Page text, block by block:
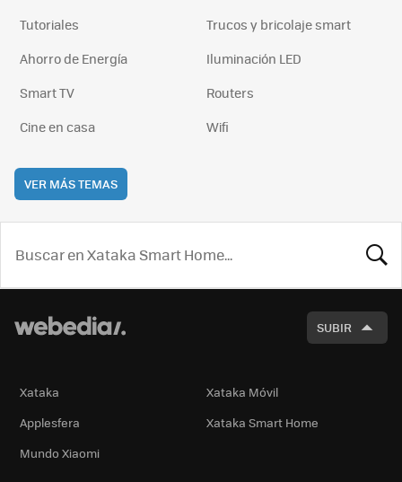
Tutoriales
Trucos y bricolaje smart
Ahorro de Energía
Iluminación LED
Smart TV
Routers
Cine en casa
Wifi
VER MÁS TEMAS
SUBIR
Xataka
Xataka Móvil
Applesfera
Xataka Smart Home
Mundo Xiaomi